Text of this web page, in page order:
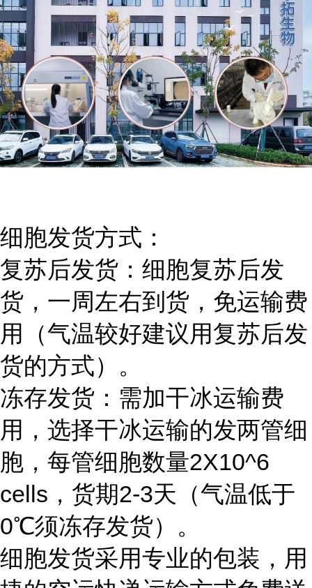
细胞发货方式：
复苏后发货：细胞复苏后发
货，一周左右到货，免运输费
用（气温较好建议用复苏后发
货的方式）。
冻存发货：需加干冰运输费
用，选择干冰运输的发两管细
胞，每管细胞数量2X10^6
cells，货期2-3天（气温低于
0℃须冻存发货）。
细胞发货采用专业的包装，用